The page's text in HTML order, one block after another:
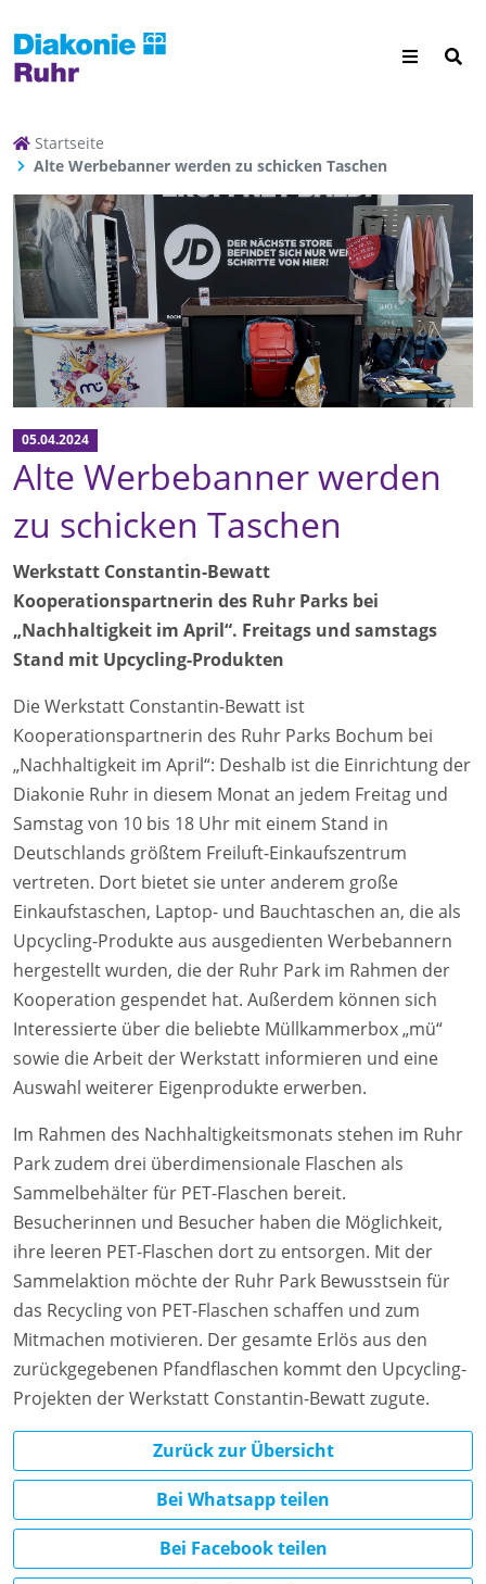
Startseite
Alte Werbebanner werden zu schicken Taschen
05.04.2024
Alte Werbebanner werden
zu schicken Taschen
Werkstatt Constantin-Bewatt
Kooperationspartnerin des Ruhr Parks bei
„Nachhaltigkeit im April“. Freitags und samstags
Stand mit Upcycling-Produkten
Die Werkstatt Constantin-Bewatt ist
Kooperationspartnerin des Ruhr Parks Bochum bei
„Nachhaltigkeit im April“: Deshalb ist die Einrichtung der
Diakonie Ruhr in diesem Monat an jedem Freitag und
Samstag von 10 bis 18 Uhr mit einem Stand in
Deutschlands größtem Freiluft-Einkaufszentrum
vertreten. Dort bietet sie unter anderem große
Einkaufstaschen, Laptop- und Bauchtaschen an, die als
Upcycling-Produkte aus ausgedienten Werbebannern
hergestellt wurden, die der Ruhr Park im Rahmen der
Kooperation gespendet hat. Außerdem können sich
Interessierte über die beliebte Müllkammerbox „mü“
sowie die Arbeit der Werkstatt informieren und eine
Auswahl weiterer Eigenprodukte erwerben.
Im Rahmen des Nachhaltigkeitsmonats stehen im Ruhr
Park zudem drei überdimensionale Flaschen als
Sammelbehälter für PET-Flaschen bereit.
Besucherinnen und Besucher haben die Möglichkeit,
ihre leeren PET-Flaschen dort zu entsorgen. Mit der
Sammelaktion möchte der Ruhr Park Bewusstsein für
das Recycling von PET-Flaschen schaffen und zum
Mitmachen motivieren. Der gesamte Erlös aus den
zurückgegebenen Pfandflaschen kommt den Upcycling-
Projekten der Werkstatt Constantin-Bewatt zugute.
Zurück zur Übersicht
Bei Whatsapp teilen
Bei Facebook teilen